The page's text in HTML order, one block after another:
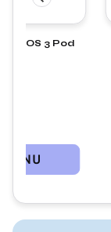
XROS 3 Pod